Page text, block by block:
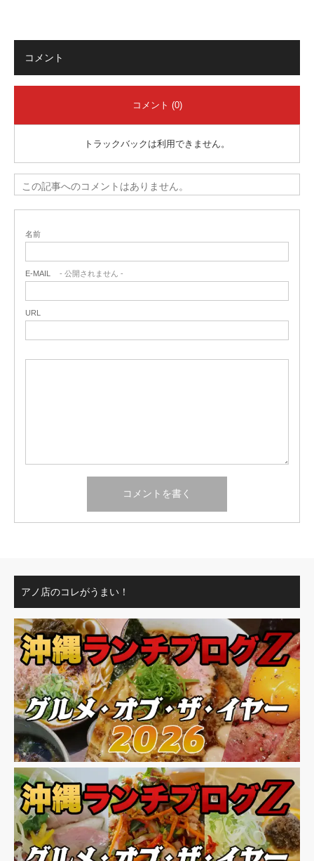
コメント
コメント (0)
トラックバックは利用できません。
この記事へのコメントはありません。
名前
E-MAIL - 公開されません -
URL
アノ店のコレがうまい！